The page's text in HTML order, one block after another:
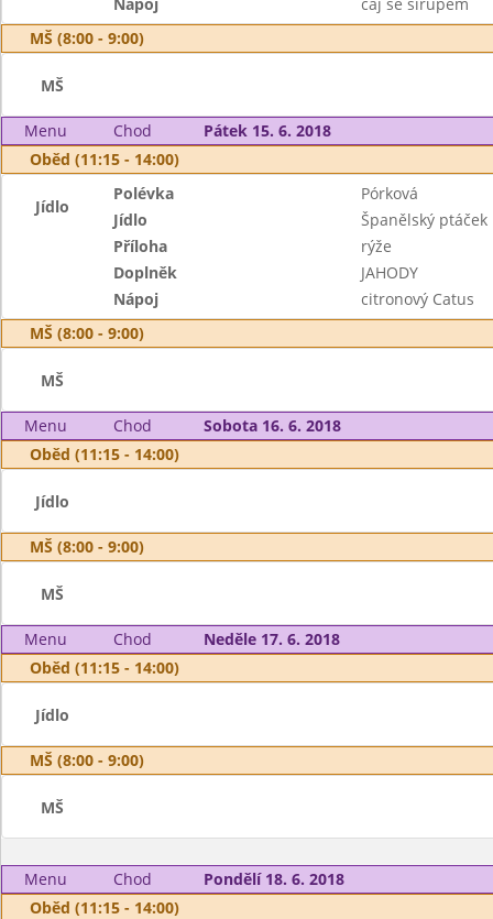
MŠ (8:00 - 9:00)
MŠ
Menu Chod
Pátek 15. 6. 2018
Oběd (11:15 - 14:00)
Jídlo
Polévka
Pórková
Jídlo
Španělský ptáček
Příloha
rýže
Doplněk
JAHODY
Nápoj
citronový Catus
MŠ (8:00 - 9:00)
MŠ
Menu Chod
Sobota 16. 6. 2018
Oběd (11:15 - 14:00)
Jídlo
MŠ (8:00 - 9:00)
MŠ
Menu Chod
Neděle 17. 6. 2018
Oběd (11:15 - 14:00)
Jídlo
MŠ (8:00 - 9:00)
MŠ
Menu Chod
Pondělí 18. 6. 2018
Oběd (11:15 - 14:00)